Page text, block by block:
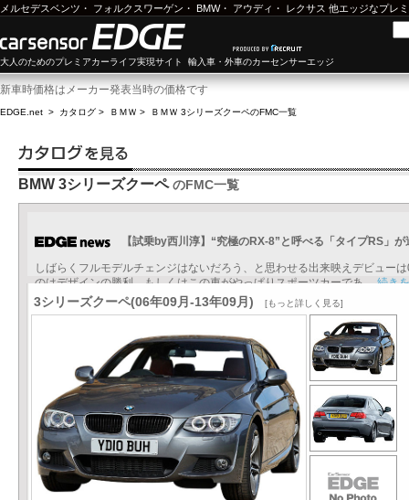
メルセデスベンツ ・ フォルクスワーゲン ・ BMW・ アウディ ・ レクサス 他エッジなプレ
大人のためのプレミアカーライフ実現サイト 輸入車・外車のカーセンサーエッジ
新車時価格はメーカー発表当時の価格です
EDGE.net > カタログ > ＢＭＷ > ＢＭＷ 3シリーズクーペのFMC一覧
BMW 3シリーズクーペのFMC一覧
【試乗by西川淳】“究極のRX-8”と呼べる「タイプRS」
しばらくフルモデルチェンジはないだろう、と思わせる出来映えデビュー
のはデザインの勝利、もしくはこの車がやっぱりスポーツカーであ...続き
3シリーズクーペ(06年09月-13年09月) [もっと詳しく見る]